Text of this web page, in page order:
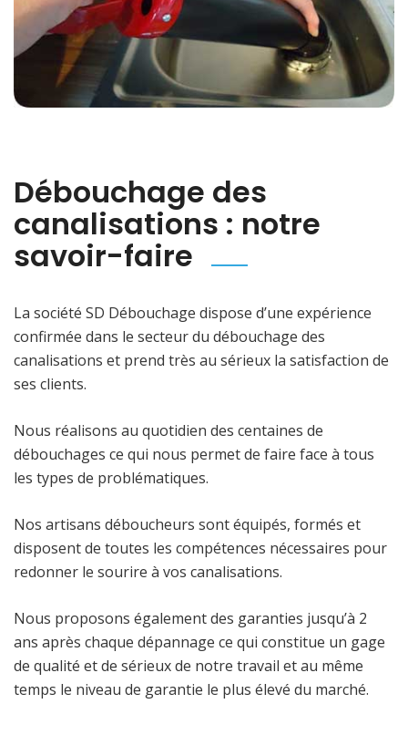
Débouchage des
canalisations : notre
savoir-faire
La société SD Débouchage dispose d’une expérience
confirmée dans le secteur du débouchage des
canalisations et prend très au sérieux la satisfaction de
ses clients.
Nous réalisons au quotidien des centaines de
débouchages ce qui nous permet de faire face à tous
les types de problématiques.
Nos artisans déboucheurs sont équipés, formés et
disposent de toutes les compétences nécessaires pour
redonner le sourire à vos canalisations.
Nous proposons également des garanties jusqu’à 2
ans après chaque dépannage ce qui constitue un gage
de qualité et de sérieux de notre travail et au même
temps le niveau de garantie le plus élevé du marché.